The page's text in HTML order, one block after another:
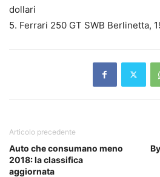
dollari
5. Ferrari 250 GT SWB Berlinetta,
Articolo precedente
Auto che consumano meno
2018: la classifica
aggiornata